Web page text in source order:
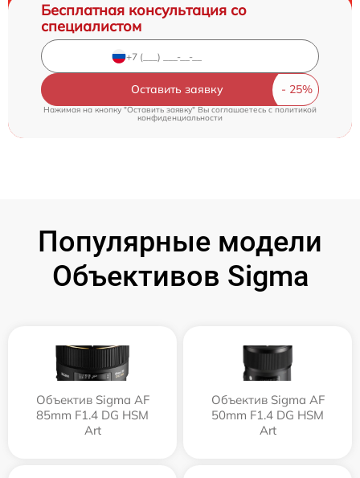
Бесплатная консультация со
специалистом
Оставить заявку
Нажимая на кнопку "Оставить заявку" Вы соглашаетесь c политикой
конфиденциальности
Популярные модели
Объективов Sigma
Объектив Sigma AF
85mm F1.4 DG HSM
Art
Объектив Sigma AF
50mm F1.4 DG HSM
Art